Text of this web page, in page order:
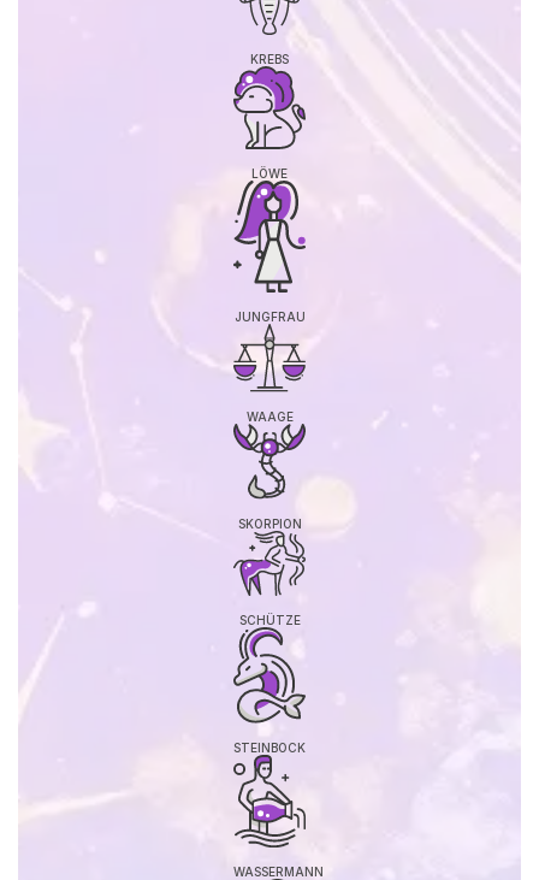
KREBS
LÖWE
JUNGFRAU
WAAGE
SKORPION
SCHÜTZE
STEINBOCK
WASSERMANN